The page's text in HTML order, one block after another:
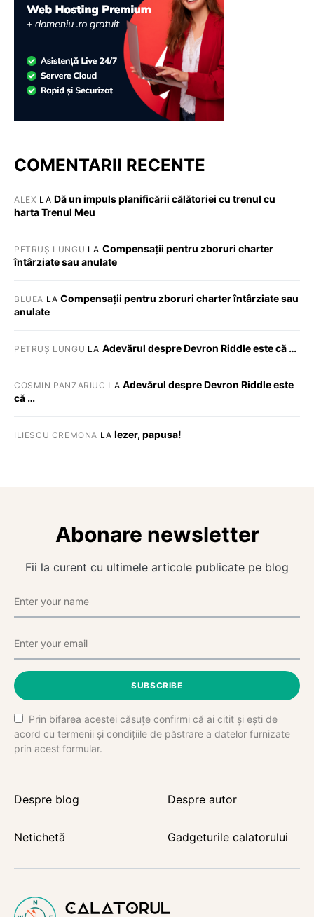
COMENTARII RECENTE
ALEX LA Dă un impuls planificării călătoriei cu trenul cu
harta Trenul Meu
PETRUȘ LUNGU LA Compensații pentru zboruri charter
întârziate sau anulate
BLUEA LACompensații pentru zboruri charter întârziate sau
anulate
PETRUȘ LUNGU LA Adevărul despre Devron Riddle este că …
COSMIN PANZARIUC LA Adevărul despre Devron Riddle este
că …
ILIESCU CREMONA LA Iezer, papusa!
Abonare newsletter
Fii la curent cu ultimele articole publicate pe blog
SUBSCRIBE
Prin bifarea acestei căsuțe confirmi că ai citit și ești de
acord cu termenii și condițiile de păstrare a datelor furnizate
prin acest formular.
Despre blog Despre autor
Netichetă Gadgeturile calatorului